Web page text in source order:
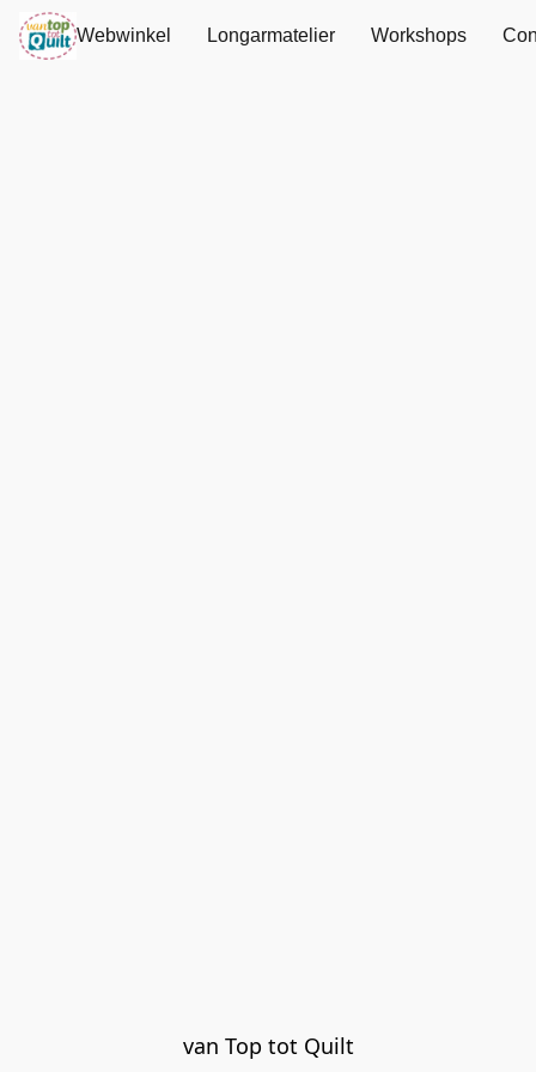
Webwinkel Longarmatelier Workshops
van Top tot Quilt